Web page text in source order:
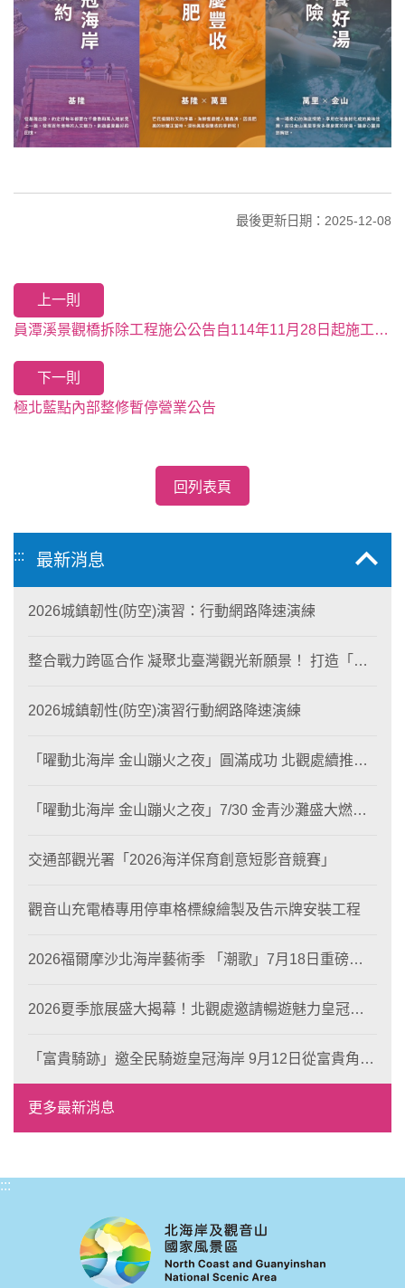
最後更新日期：2025-12-08
上一則
員潭溪景觀橋拆除工程施公公告自114年11月28日起施工，因施工造成不便敬請見諒！
下一則
極北藍點內部整修暫停營業公告
回列表頁
::: 最新消息
2026城鎮韌性(防空)演習：行動網路降速演練
整合戰力跨區合作 凝聚北臺灣觀光新願景！ 打造「生
2026城鎮韌性(防空)演習行動網路降速演練
「曜動北海岸 金山蹦火之夜」圓滿成功 北觀處續推照
「曜動北海岸 金山蹦火之夜」7/30 金青沙灘盛大燃
交通部觀光署「2026海洋保育創意短影音競賽」
觀音山充電樁專用停車格標線繪製及告示牌安裝工程
2026福爾摩沙北海岸藝術季 「潮歌」7月18日重磅登
2026夏季旅展盛大揭幕！北觀處邀請暢遊魅力皇冠海
「富貴騎跡」邀全民騎遊皇冠海岸 9月12日從富貴角出
發 探索北海岸山海風光與在地魅力
更多最新消息
:::